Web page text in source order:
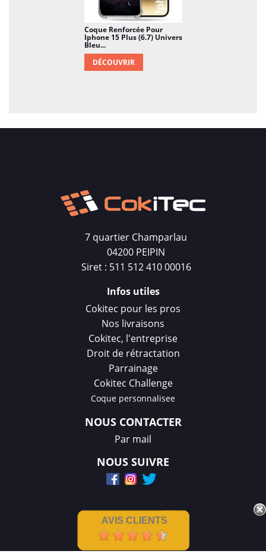
Coque Renforcée Pour
Iphone 15 Plus (6.7) Univers
Bleu...
DÉCOUVRIR
7 quartier Champarlau
04200 PEIPIN
Siret : 511 512 410 00016
Infos utiles
Cokitec pour les pros
Nos livraisons
Cokitec, l'entreprise
Droit de rétractation
Parrainage
Cokitec Challenge
Coque personnalisee
NOUS CONTACTER
Par mail
NOUS SUIVRE
AVIS CLIENTS